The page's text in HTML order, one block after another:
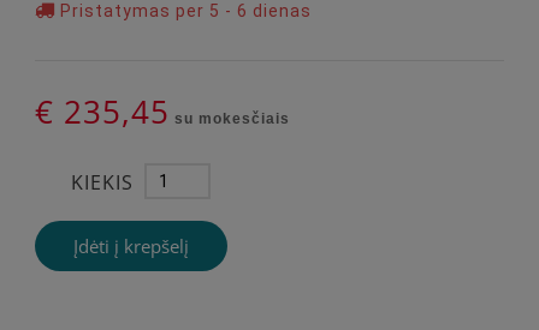
Pristatymas per 5 - 6 dienas
€ 235,45 su mokesčiais
KIEKIS
Įdėti į krepšelį